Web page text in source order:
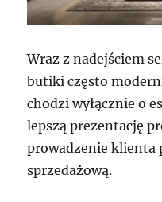
Wraz z nadejściem
butiki często
chodzi wyłącznie o
lepszą prezentację
prowadzenie klienta
sprzedażową.